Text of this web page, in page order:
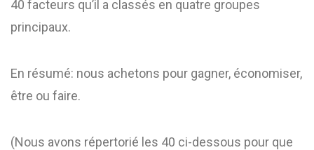
40 facteurs qu’il a classés en quatre groupes
principaux.
En résumé: nous achetons pour gagner, économiser,
être ou faire.
(Nous avons répertorié les 40 ci-dessous pour que